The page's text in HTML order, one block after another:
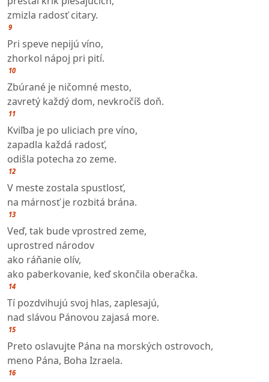
zmizla radosť citary.
9
Pri speve nepijú víno,
zhorkol nápoj pri pití.
10
Zbúrané je ničomné mesto,
zavretý každý dom, nevkročíš doň.
11
Kviľba je po uliciach pre víno,
zapadla každá radosť,
odišla potecha zo zeme.
12
V meste zostala spustlosť,
na márnosť je rozbitá brána.
13
Veď, tak bude vprostred zeme,
uprostred národov
ako ráňanie olív,
ako paberkovanie, keď skončila oberačka.
14
Tí pozdvihujú svoj hlas, zaplesajú,
nad slávou Pánovou zajasá more.
15
Preto oslavujte Pána na morských ostrovoch,
meno Pána, Boha Izraela.
16